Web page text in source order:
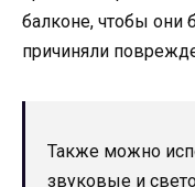
балконе, чтобы
причиняли
Также можно
звуковые и